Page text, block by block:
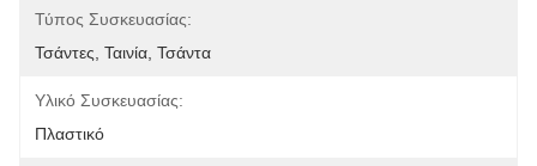
Τύπος Συσκευασίας:
Τσάντες, Ταινία, Τσάντα
Υλικό Συσκευασίας:
Πλαστικό